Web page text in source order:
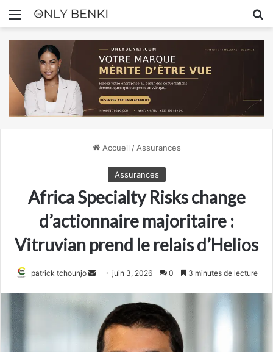
Menu
Accueil / Assurances
Assurances
Africa Specialty Risks change
d’actionnaire majoritaire :
Vitruvian prend le relais d’Helios
patrick tchounjo
Envoyerjuin 3, 2026 0 3 minutes de lecture